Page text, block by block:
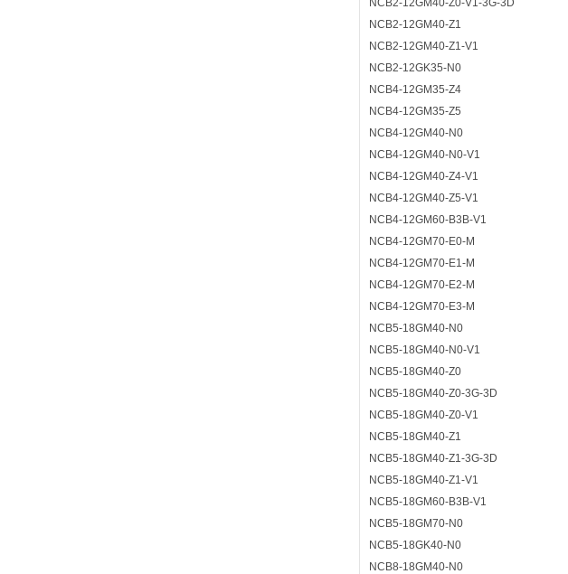
NCB2-12GM40-Z0-V1-3G-3D
NCB2-12GM40-Z1
NCB2-12GM40-Z1-V1
NCB2-12GK35-N0
NCB4-12GM35-Z4
NCB4-12GM35-Z5
NCB4-12GM40-N0
NCB4-12GM40-N0-V1
NCB4-12GM40-Z4-V1
NCB4-12GM40-Z5-V1
NCB4-12GM60-B3B-V1
NCB4-12GM70-E0-M
NCB4-12GM70-E1-M
NCB4-12GM70-E2-M
NCB4-12GM70-E3-M
NCB5-18GM40-N0
NCB5-18GM40-N0-V1
NCB5-18GM40-Z0
NCB5-18GM40-Z0-3G-3D
NCB5-18GM40-Z0-V1
NCB5-18GM40-Z1
NCB5-18GM40-Z1-3G-3D
NCB5-18GM40-Z1-V1
NCB5-18GM60-B3B-V1
NCB5-18GM70-N0
NCB5-18GK40-N0
NCB8-18GM40-N0